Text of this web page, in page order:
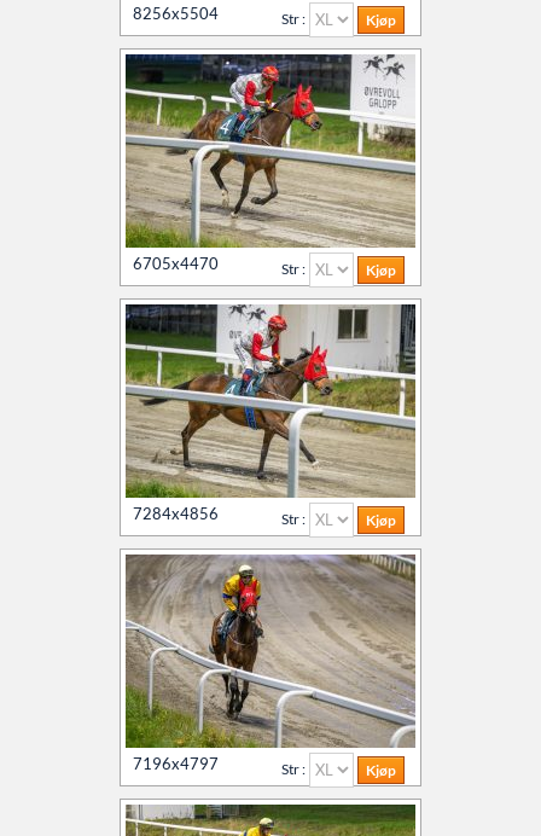
8256x5504 Str :
6705x4470 Str :
7284x4856 Str :
7196x4797 Str :